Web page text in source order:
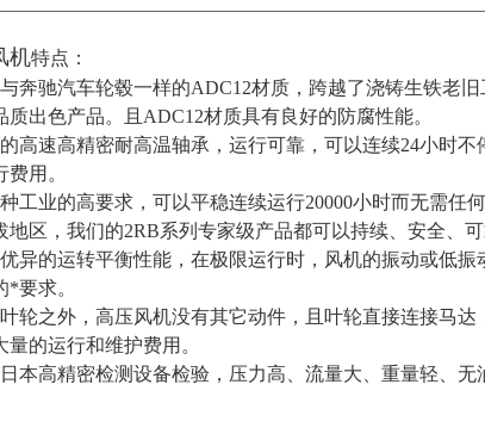
机特点：
奔驰汽车轮毂一样的ADC12材质，跨越了浇铸生铁老
出色产品。且ADC12材质具有良好的防腐性能。
高速高精密耐高温轴承，运行可靠，可以连续24小时
用。
工业的高要求，可以平稳连续运行20000小时而无需任
区，我们的2RB系列专家级产品都可以持续、安全、可
异的运转平衡性能，在极限运行时，风机的振动或低
要求。
轮之外，高压风机没有其它动件，且叶轮直接连接马
的运行和维护费用。
本高精密检测设备检验，压力高、流量大、重量轻、无